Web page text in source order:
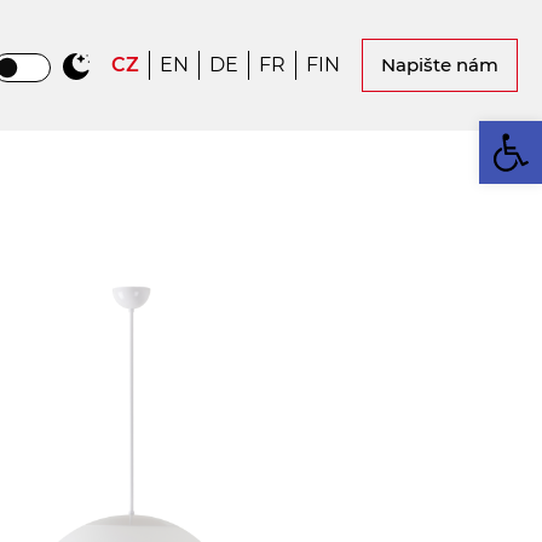
CZ EN DE FR FIN Napište nám